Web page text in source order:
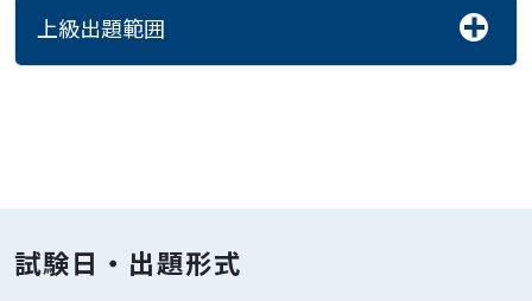
上級出題範囲
試験日・出題形式